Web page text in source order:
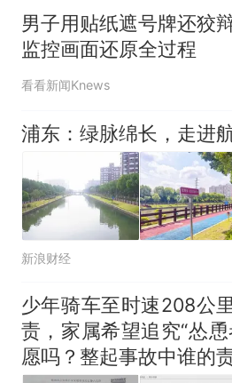
回大海 目击
来源：参考
笔试第一被
官方通报
那个在
人生
男子用贴纸遮号牌还狡
监控画面还原全过程
看看新闻Knews
浦东：绿脉绵长，走进
新浪财经
少年骑车至时速208公
责，家属希望追究“怂
愿吗？整起事故中谁的